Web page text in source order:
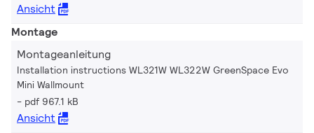
Ansicht
Montage
Montageanleitung
Installation instructions WL321W WL322W GreenSpace Evo
Mini Wallmount
pdf 967.1 kB
Ansicht